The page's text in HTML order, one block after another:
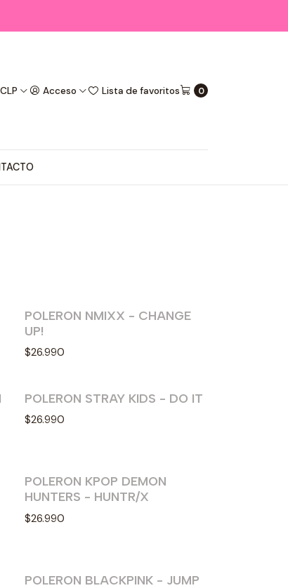
CLP Acceso Lista de favoritos 0
POLERON NMIXX - CHANGE
UP!
$26.990
POLERON STRAY KIDS - DO IT
$26.990
POLERON KPOP DEMON
HUNTERS - HUNTR/X
$26.990
POLERON BLACKPINK - JUMP